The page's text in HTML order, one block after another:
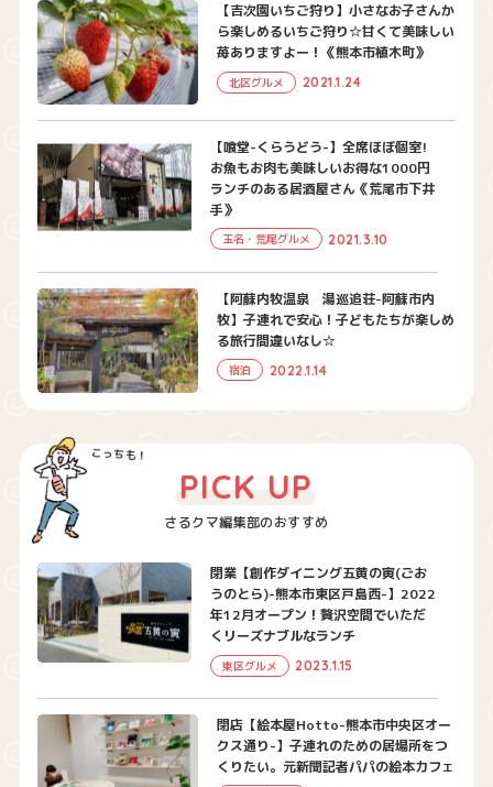
【吉次園いちご狩り】小さなお子さんか
ら楽しめるいちご狩り☆甘くて美味しい
苺ありますよー！《熊本市植木町》
北区グルメ 2021.1.24
【喰堂-くらうどう-】全席ほぼ個室!
お魚もお肉も美味しいお得な1000円
ランチのある居酒屋さん《荒尾市下井
手》
玉名・荒尾グルメ 2021.3.10
【阿蘇内牧温泉 湯巡追荘-阿蘇市内
牧】子連れで安心！子どもたちが楽しめ
る旅行間違いなし☆
宿泊 2022.1.14
さるクマ編集部のおすすめ
PICK UP
閉業【創作ダイニング五黄の寅(ごお
うのとら)-熊本市東区戸島西-】2022
年12月オープン！贅沢空間でいただ
くリーズナブルなランチ
東区グルメ 2023.1.15
閉店【絵本屋Hotto-熊本市中央区オー
クス通り-】子連れのための居場所をつ
くりたい。元新聞記者パパの絵本カフェ